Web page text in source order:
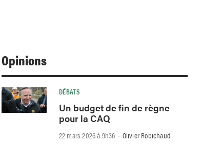
Opinions
DÉBATS
Un budget de fin de règne
pour la CAQ
22 mars 2026 à 9h36 -Olivier Robichaud